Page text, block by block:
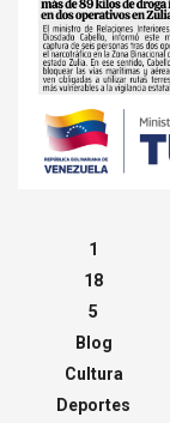
1
18
5
Blog
Cultura
Deportes